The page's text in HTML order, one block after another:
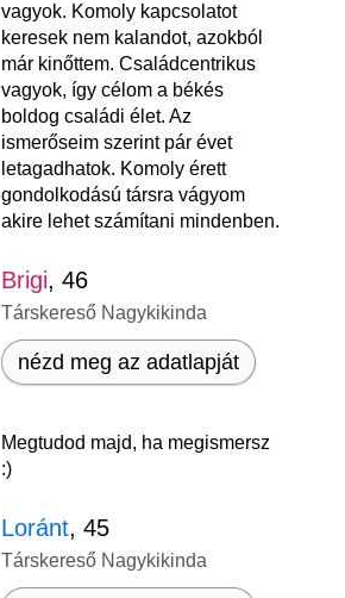
vagyok. Komoly kapcsolatot
keresek nem kalandot, azokból
már kinőttem. Családcentrikus
vagyok, így célom a békés
boldog családi élet. Az
ismerőseim szerint pár évet
letagadhatok. Komoly érett
gondolkodású társra vágyom
akire lehet számítani mindenben.
Brigi, 46
Társkereső Nagykikinda
nézd meg az adatlapját
Megtudod majd, ha megismersz
:)
Loránt, 45
Társkereső Nagykikinda